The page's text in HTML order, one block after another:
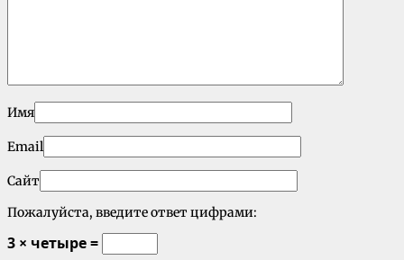
Имя
Email
Сайт
Пожалуйста, введите ответ цифрами:
3 × четыре =